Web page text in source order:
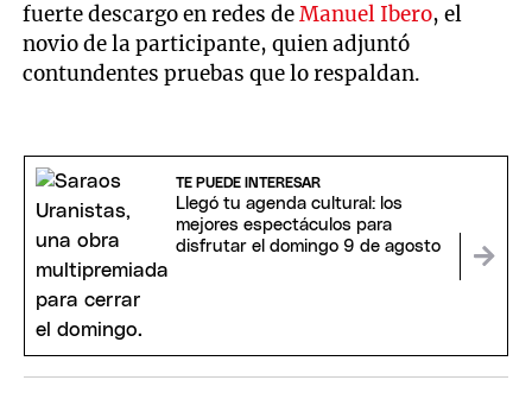
fuerte descargo en redes deManuel Ibero, el
novio de la participante, quien adjuntó
contundentes pruebas que lo respaldan.
TE PUEDE INTERESAR
Llegó tu agenda cultural: los
mejores espectáculos para
disfrutar el domingo 9 de agosto